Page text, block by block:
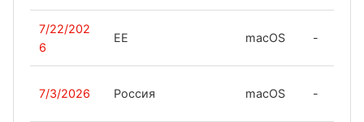
7/22/202
6
EE macOS -
7/3/2026 Россия macOS -